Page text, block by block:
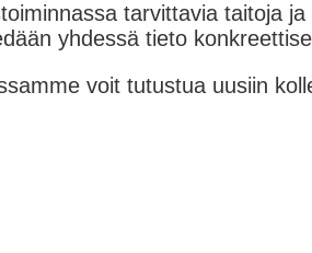
tarvittavia taitoja
yhdessä tieto
voit tutustua uusiin